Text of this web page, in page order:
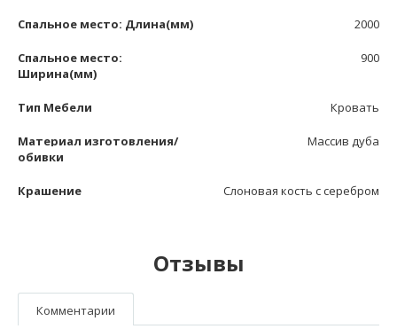
Спальное место: Длина(мм) 2000
Спальное место:
Ширина(мм)
900
Тип Мебели Кровать
Материал изготовления/
обивки
Массив дуба
Крашение Слоновая кость с серебром
Отзывы
Комментарии